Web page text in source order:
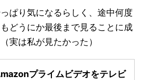
ぱり気になるらしく、途中何度
どうにか最後まで見ることに成
実は私が見たかった）
プライムビデオをテレビ